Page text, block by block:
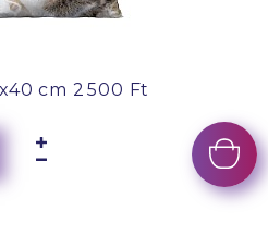
cm 2 500 Ft